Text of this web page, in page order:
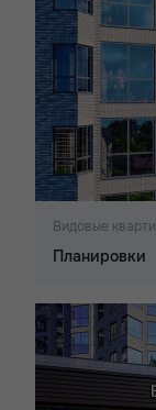
Видовые
Планировки